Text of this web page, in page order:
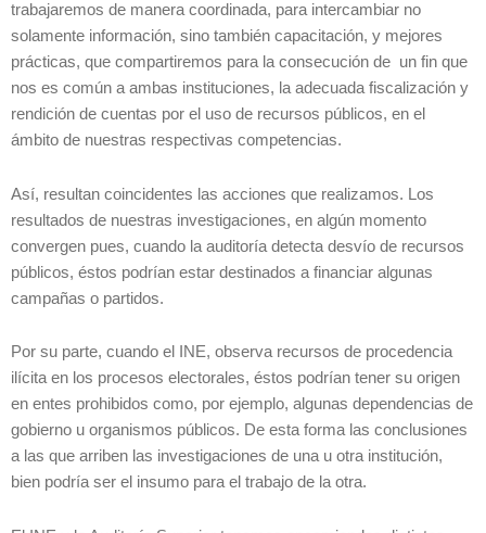
trabajaremos de manera coordinada, para intercambiar no
solamente información, sino también capacitación, y mejores
prácticas, que compartiremos para la consecución de un fin que
nos es común a ambas instituciones, la adecuada fiscalización y
rendición de cuentas por el uso de recursos públicos, en el
ámbito de nuestras respectivas competencias.
Así, resultan coincidentes las acciones que realizamos. Los
resultados de nuestras investigaciones, en algún momento
convergen pues, cuando la auditoría detecta desvío de recursos
públicos, éstos podrían estar destinados a financiar algunas
campañas o partidos.
Por su parte, cuando el INE, observa recursos de procedencia
ilícita en los procesos electorales, éstos podrían tener su origen
en entes prohibidos como, por ejemplo, algunas dependencias de
gobierno u organismos públicos. De esta forma las conclusiones
a las que arriben las investigaciones de una u otra institución,
bien podría ser el insumo para el trabajo de la otra.